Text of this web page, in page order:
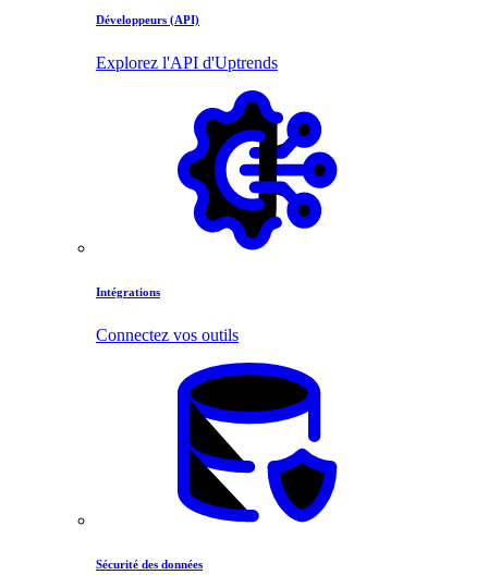
Développeurs (API)
Explorez l'API d'Uptrends
Intégrations
Connectez vos outils
Sécurité des données